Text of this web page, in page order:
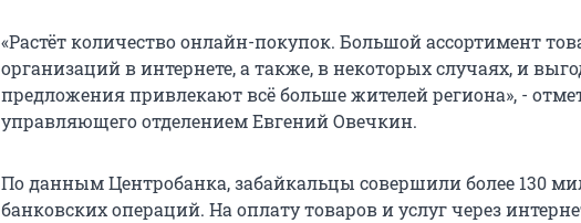
«Растёт количество онлайн-покупок. Большой ассортимент
организаций в интернете, а также, в некоторых случаях, и
предложения привлекают всё больше жителей региона», -
управляющего отделением Евгений Овечкин.
По данным Центробанка, забайкальцы совершили более 130
банковских операций. На оплату товаров и услуг через